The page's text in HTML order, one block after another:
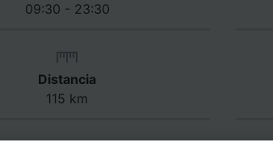
09:30 - 23:30
Distancia
115 km
a Swindon (Wilts)?